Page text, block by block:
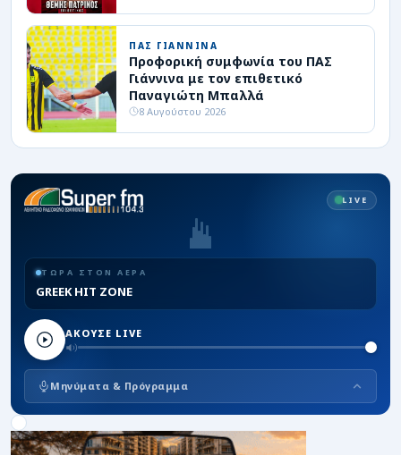
ΠΑΣ ΓΙΑΝΝΙΝΑ
Προφορική συμφωνία του ΠΑΣ
Γιάννινα με τον επιθετικό
Παναγιώτη Μπαλλά
8 Αυγούστου 2026
LIVE
ΤΩΡΑ ΣΤΟΝ ΑΕΡΑ
GREEK HIT ZONE
ΑΚΟΥΣΕ LIVE
Μηνύματα & Πρόγραμμα